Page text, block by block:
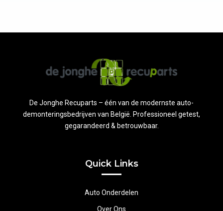
De Jonghe Recuparts – één van de modernste auto-
demonteringsbedrijven van België. Professioneel getest,
gegarandeerd & betrouwbaar.
Quick Links
Auto Onderdelen
Over Ons